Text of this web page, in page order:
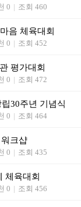
0 | 조회 460
음 체육대회
0 | 조회 452
평가대회
0 | 조회 472
30주년 기념식
0 | 조회 464
크샵
0 | 조회 435
체육대회
0 | 조회 456